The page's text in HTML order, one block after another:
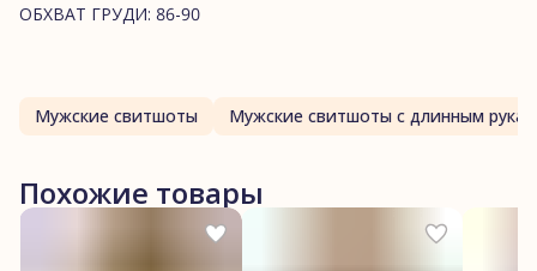
ОБХВАТ ГРУДИ: 86-90
Мужские свитшоты Мужские свитшоты с длинным
Похожие товары